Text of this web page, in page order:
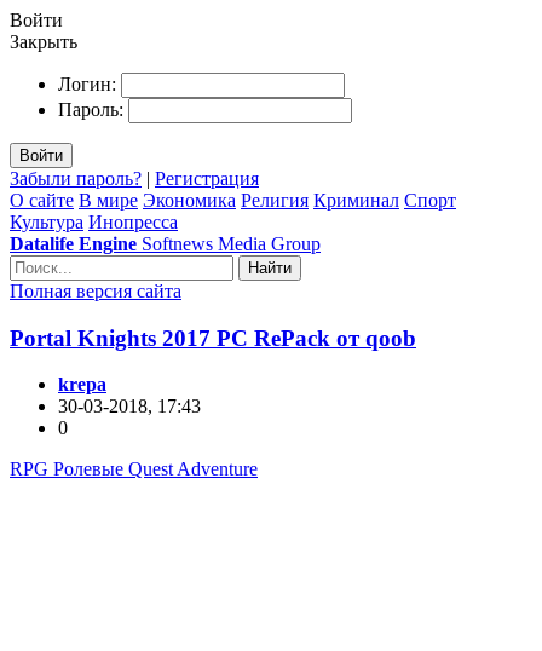
Войти
Закрыть
Логин:
Пароль:
Войти
Забыли пароль? | Регистрация
О сайте В мире Экономика Религия Криминал Спорт
Культура Инопресса
Datalife Engine Softnews Media Group
Найти
Полная версия сайта
Portal Knights 2017 PC RePack от qoob
krepa
30-03-2018, 17:43
0
RPG Ролевые Quest Adventure